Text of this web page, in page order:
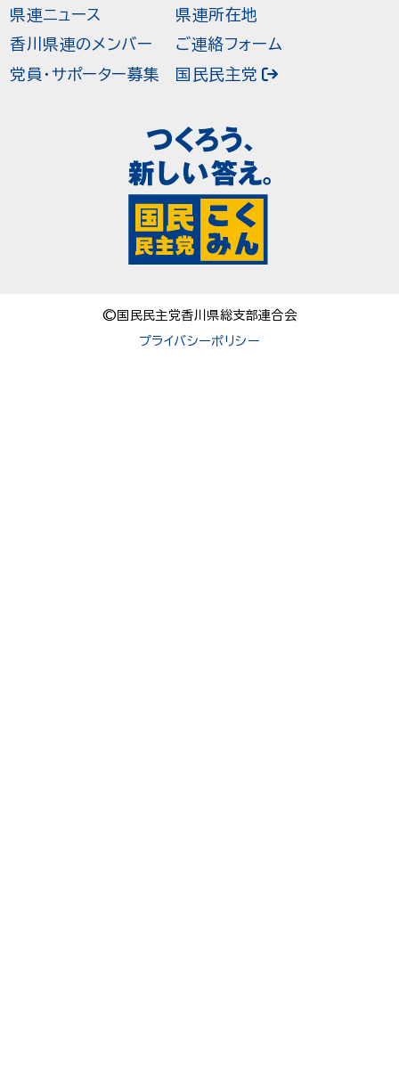
県連ニュース
香川県連のメンバー
党員・サポーター募集
県連所在地
ご連絡フォーム
国民民主党
©国民民主党香川県総支部連合会
プライバシーポリシー